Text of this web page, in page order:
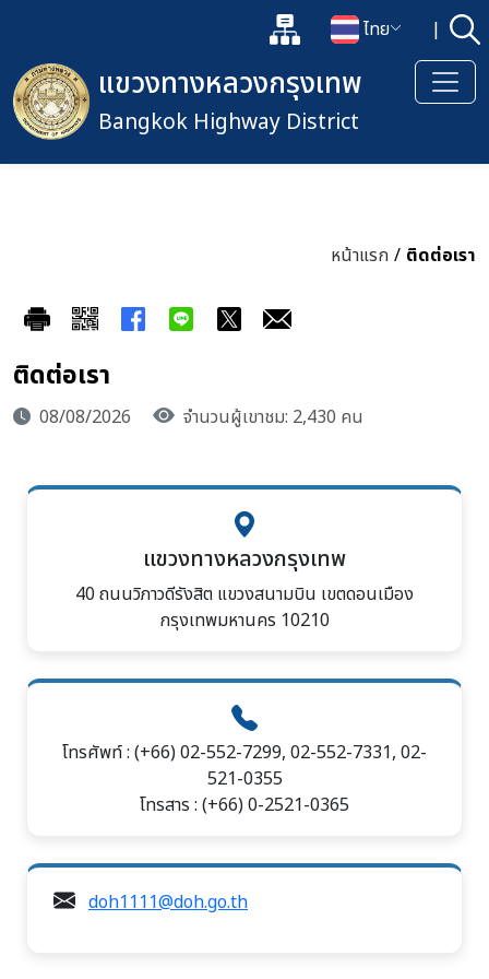
แผนผังเว็บไซต์
เปลี่ยนภาษา
ไทย | ค้
เปิดกล่องค้นหาข้อมูลหลักของเ
แขวงทางหลวงกรุงเทพ
Bangkok Highway District
หน้าแรก / ติดต่อเรา
ติดต่อเรา
08/08/2026 จำนวนผู้เขาชม: 2,430 คน
แขวงทางหลวงกรุงเทพ
40 ถนนวิภาวดีรังสิต แขวงสนามบิน เขตดอนเมือง
กรุงเทพมหานคร 10210
โทรศัพท์ : (+66) 02-552-7299, 02-552-7331, 02-
521-0355
โทรสาร : (+66) 0-2521-0365
doh1111@doh.go.th